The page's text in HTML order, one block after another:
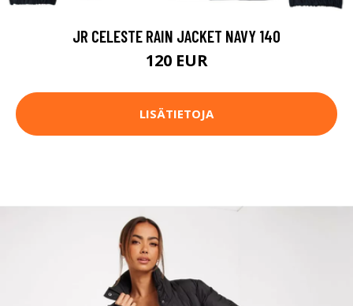
JR CELESTE RAIN JACKET NAVY 140
120 EUR
LISÄTIETOJA